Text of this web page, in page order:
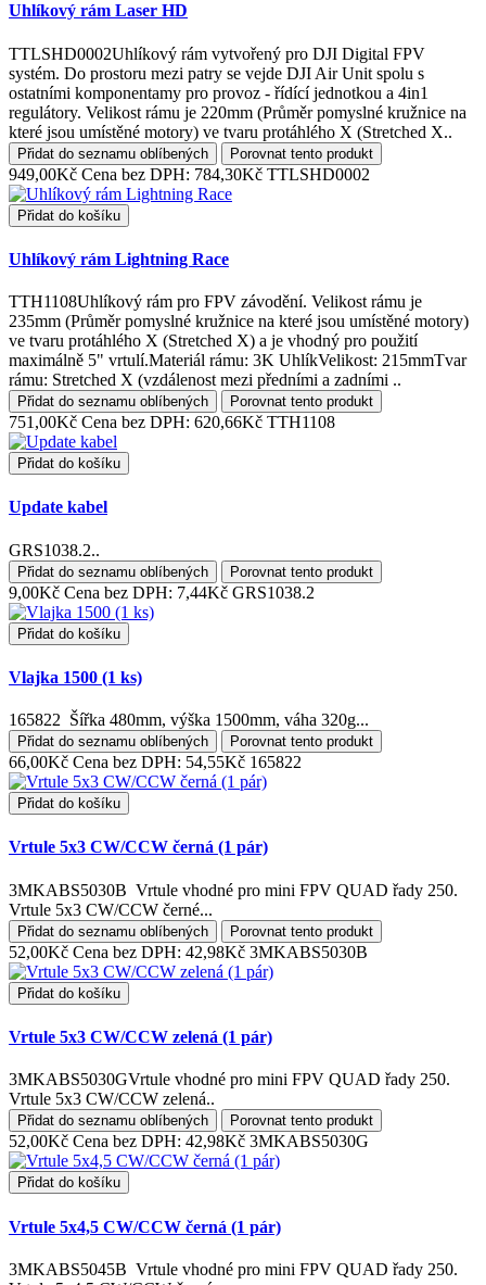
Uhlíkový rám Laser HD
TTLSHD0002Uhlíkový rám vytvořený pro DJI Digital FPV
systém. Do prostoru mezi patry se vejde DJI Air Unit spolu s
ostatními komponentamy pro provoz - řídící jednotkou a 4in1
regulátory. Velikost rámu je 220mm (Průměr pomyslné kružnice na
které jsou umístěné motory) ve tvaru protáhlého X (Stretched X..
Přidat do seznamu oblíbených Porovnat tento produkt
949,00Kč Cena bez DPH: 784,30Kč TTLSHD0002
Přidat do košíku
Uhlíkový rám Lightning Race
TTH1108Uhlíkový rám pro FPV závodění. Velikost rámu je
235mm (Průměr pomyslné kružnice na které jsou umístěné motory)
ve tvaru protáhlého X (Stretched X) a je vhodný pro použití
maximálně 5" vrtulí.Materiál rámu: 3K UhlíkVelikost: 215mmTvar
rámu: Stretched X (vzdálenost mezi předními a zadními ..
Přidat do seznamu oblíbených Porovnat tento produkt
751,00Kč Cena bez DPH: 620,66Kč TTH1108
Přidat do košíku
Update kabel
GRS1038.2..
Přidat do seznamu oblíbených Porovnat tento produkt
9,00Kč Cena bez DPH: 7,44Kč GRS1038.2
Přidat do košíku
Vlajka 1500 (1 ks)
165822 Šířka 480mm, výška 1500mm, váha 320g...
Přidat do seznamu oblíbených Porovnat tento produkt
66,00Kč Cena bez DPH: 54,55Kč 165822
Přidat do košíku
Vrtule 5x3 CW/CCW černá (1 pár)
3MKABS5030B Vrtule vhodné pro mini FPV QUAD řady 250.
Vrtule 5x3 CW/CCW černé...
Přidat do seznamu oblíbených Porovnat tento produkt
52,00Kč Cena bez DPH: 42,98Kč 3MKABS5030B
Přidat do košíku
Vrtule 5x3 CW/CCW zelená (1 pár)
3MKABS5030GVrtule vhodné pro mini FPV QUAD řady 250.
Vrtule 5x3 CW/CCW zelená..
Přidat do seznamu oblíbených Porovnat tento produkt
52,00Kč Cena bez DPH: 42,98Kč 3MKABS5030G
Přidat do košíku
Vrtule 5x4,5 CW/CCW černá (1 pár)
3MKABS5045B Vrtule vhodné pro mini FPV QUAD řady 250.